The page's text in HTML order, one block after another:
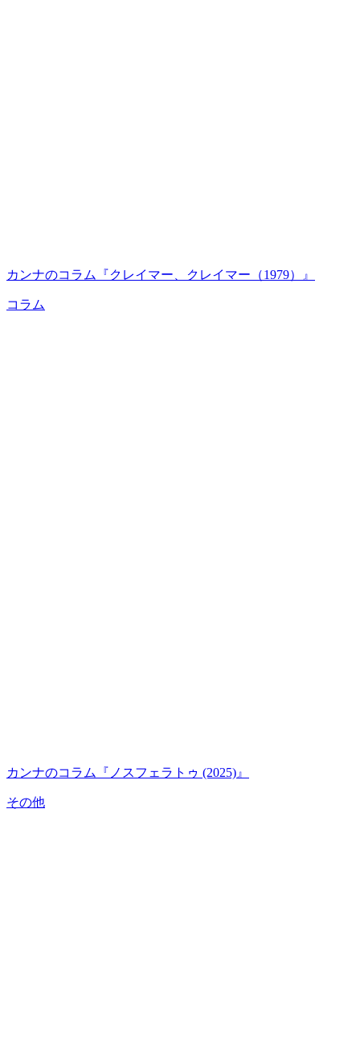
カンナのコラム『クレイマー、クレイマー（1979）』
コラム
カンナのコラム『ノスフェラトゥ (2025)』
その他